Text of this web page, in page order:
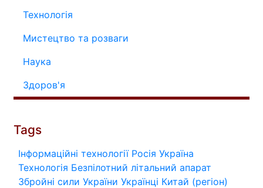
Технологія
Мистецтво та розваги
Наука
Здоров'я
Tags
Інформаційні технології Росія Україна
Технологія Безпілотний літальний апарат
Збройні сили України Українці Китай (регіон)